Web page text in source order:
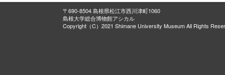
〒690-8504 島根県松江市西川津町1060
島根大学総合博物館アシカル
Copyright（C）2021 Shimane University Museum All Rights